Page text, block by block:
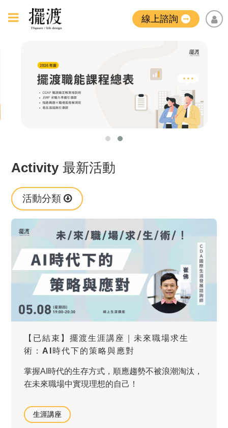
線上諮詢
Activity 最新活動
活動分類
【已結束】擺渡生涯講座｜未來職場求生
術：AI時代下的策略與應對
掌握AI時代的生存方式，順應趨勢不被浪潮淘汰，
在未來職場中實現理想的自己！
生涯講座